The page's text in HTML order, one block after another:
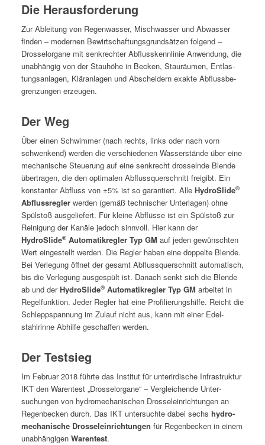
Die Herausforderung
Zur Ableitung von Regen­wass­er, Mis­chwass­er und Abwass­er
find­en – mod­er­nen Bewirtschaf­tungs­grund­sätzen fol­gend –
Drosselor­gane mit senkrechter Abflusskennlin­ie Anwen­dung, die
unab­hängig von der Stauhöhe in Beck­en, Stau­räu­men, Ent­las­
tungsan­la­gen, Kläran­la­gen und Abschei­dern exak­te Abfluss­be­
gren­zun­gen erzeugen.
Der Weg
Über einen Schwim­mer (nach rechts, links oder nach vorn
schwenk­end) wer­den die ver­schiede­nen Wasser­stände über eine
mech­a­nis­che Steuerung auf eine senkrecht drossel­nde Blende
über­tra­gen, die den opti­malen Abflussquer­schnitt frei­gibt. Ein
kon­stan­ter Abfluss von ±5% ist so garantiert. Alle HydroSlide®
Abflussre­glerwer­den (gemäß tech­nis­ch­er Unter­la­gen) ohne
Spül­stoß aus­geliefert. Für kleine Abflüsse ist ein Spül­stoß zur
Reini­gung der Kanäle jedoch sin­nvoll. Hier kann der
HydroSlide®Automatikre­gler Typ GM auf jeden gewün­scht­en
Wert eingestellt wer­den. Die Regler haben eine dop­pelte Blende.
Bei Ver­legung öffnet der gesamt Abflussquer­schnitt automa­tisch,
bis die Ver­legung aus­ge­spült ist. Danach senkt sich die Blende
ab und der HydroSlide®Automatikre­gler Typ GM arbeit­et in
Regel­funk­tion. Jed­er Regler hat eine Pro­fil­ierung­shil­fe. Reicht die
Schleppspan­nung im Zulauf nicht aus, kann mit ein­er Edel­
stahlrinne Abhil­fe geschaf­fen werden.
Der Testsieg
Im Feb­ru­ar 2018 führte das Insti­tut für unterirdis­che Infra­struk­tur
IKT den War­entest „Drosselor­gane“ – Ver­gle­ichende Unter­
suchun­gen von hydro­mech­anis­chen Drosse­lein­rich­tun­gen an
Regen­beck­en durch. Das IKT unter­suchte dabei sechs hydro­
mech­anis­che Drosse­lein­rich­tun­gen für Regen­beck­en in einem
unab­hängi­gen War­entest.